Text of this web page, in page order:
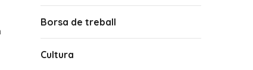
Borsa de treball
Cultura